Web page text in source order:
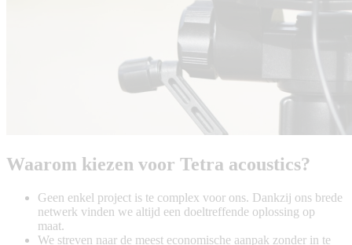
Waarom kiezen voor Tetra acoustics?
Geen enkel project is te complex voor ons. Dankzij ons brede
netwerk vinden we altijd een doeltreffende oplossing op
maat.
We streven naar de meest economische aanpak zonder in te